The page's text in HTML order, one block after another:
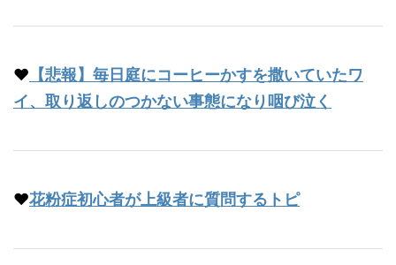
♥ 【悲報】毎日庭にコーヒーかすを撒いていたワ
イ、取り返しのつかない事態になり咽び泣く
♥花粉症初心者が上級者に質問するトピ